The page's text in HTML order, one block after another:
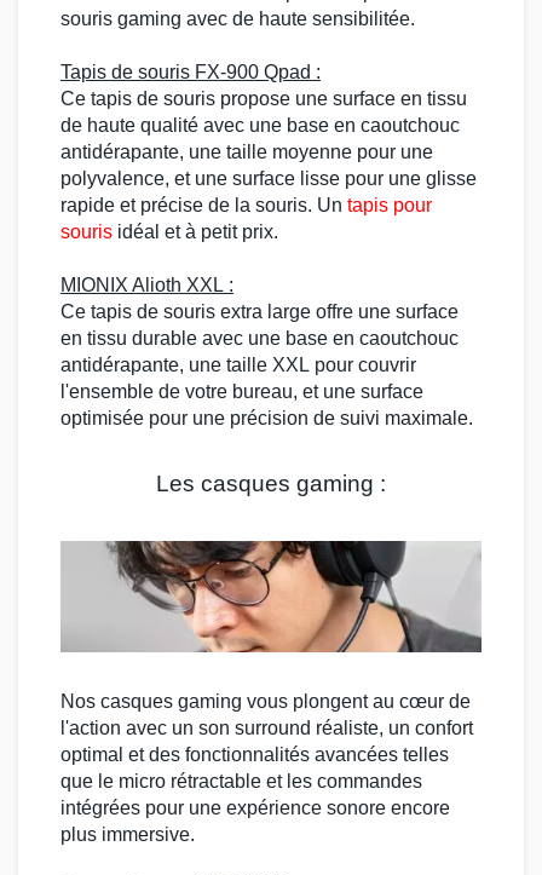
souris gaming avec de haute sensibilitée.
Tapis de souris FX-900 Qpad :
Ce tapis de souris propose une surface en tissu
de haute qualité avec une base en caoutchouc
antidérapante, une taille moyenne pour une
polyvalence, et une surface lisse pour une glisse
rapide et précise de la souris. Un tapis pour
souris idéal et à petit prix.
MIONIX Alioth XXL :
Ce tapis de souris extra large offre une surface
en tissu durable avec une base en caoutchouc
antidérapante, une taille XXL pour couvrir
l'ensemble de votre bureau, et une surface
optimisée pour une précision de suivi maximale.
Les casques gaming :
Nos casques gaming vous plongent au cœur de
l'action avec un son surround réaliste, un confort
optimal et des fonctionnalités avancées telles
que le micro rétractable et les commandes
intégrées pour une expérience sonore encore
plus immersive.